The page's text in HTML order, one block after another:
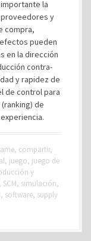
la
y
compra,
pueden
en la dirección
contra-
y rapidez de
de control para
de
, compartir,
, juego, juego de
y
, SCM, simulación,
, software, supply